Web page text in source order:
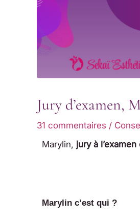
Jury d’examen,
31 commentaires /
Marylin, jury à
Marylin c’est qui ?